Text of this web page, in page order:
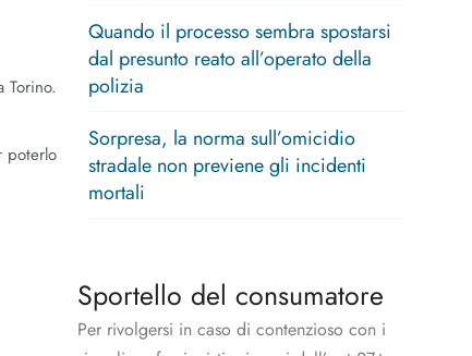
Torino.
poterlo
Quando il processo sembra spostarsi
dal presunto reato all’operato della
polizia
Sorpresa, la norma sull’omicidio
stradale non previene gli incidenti
mortali
Sportello del consumatore
Per rivolgersi in caso di contenzioso con i